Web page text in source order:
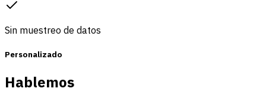
Sin muestreo de datos
Personalizado
Hablemos